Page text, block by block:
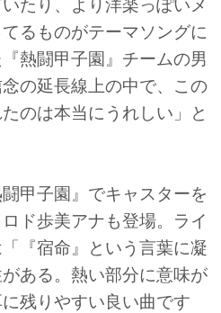
るものがテーマソングに
熱闘甲子園』チームの男
の延長線上の中で、この
のは本当にうれしい」と
甲子園』でキャスターを
ド歩美アナも登場。ライ
『宿命』という言葉に凝
ある。熱い部分に意味が
残りやすい良い曲です